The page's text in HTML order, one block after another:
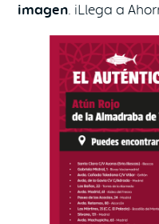
imagen . ¡Llega a